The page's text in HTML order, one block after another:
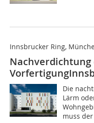
Innsbrucker Ring,
Nachverdichtung
Vorfertigung
Die
Lärm
muss